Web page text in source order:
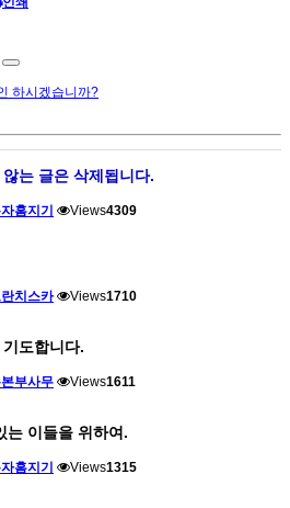
하시겠습니까?
는 글은 삭제됩니다.
홈지기 Views4309
치스카 Views1710
도합니다.
부사무 Views1611
는 이들을 위하여.
홈지기 Views1315